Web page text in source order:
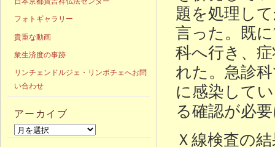
題を処理し
言った。既
科へ行き、
れた。急診
に感染して
る確認が必
Ｘ線検査の
フォトギャラリー
貴重な動画
衆生済度の事跡
リンチェンドルジェ・リンポチェへお問
い合わせ
アーカイブ